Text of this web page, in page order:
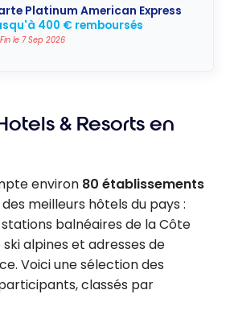
Platinum American Express
400 € remboursés
Fin le 7 Sep 2026
& Resorts en
environ 80 établissements
meilleurs hôtels du pays :
balnéaires de la Côte
ski alpines et adresses de
Voici une sélection des
classés par